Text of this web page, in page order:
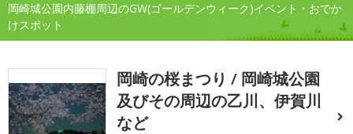
岡崎城公園内藤棚周辺のGW(ゴールデンウィーク)イベント・おでか
けスポット
岡崎の桜まつり / 岡崎城公園
及びその周辺の乙川、伊賀川
など